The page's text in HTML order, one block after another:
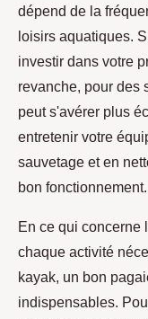
dépend de la
loisirs aquatiques.
investir dans votre
revanche, pour des
peut s'avérer plus
entretenir votre
sauvetage et en
bon fonctionnement.
En ce qui concerne
chaque activité
kayak, un bon
indispensables.